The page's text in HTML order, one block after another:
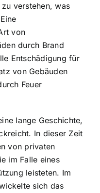
verstehen, was
von
durch Brand
Entschädigung für
von Gebäuden
Feuer
lange Geschichte,
In dieser Zeit
von privaten
im Falle eines
leisteten. Im
sich das